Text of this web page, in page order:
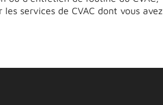
services de CVAC dont vous avez